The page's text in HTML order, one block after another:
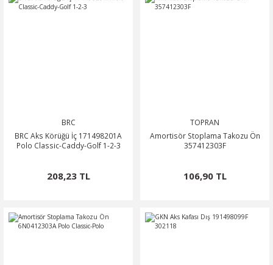
BRC
BRC Aks Körüğü İç 171498201A
Polo Classic-Caddy-Golf 1-2-3
208,23 TL
TOPRAN
Amortisör Stoplama Takozu Ön
357412303F
106,90 TL